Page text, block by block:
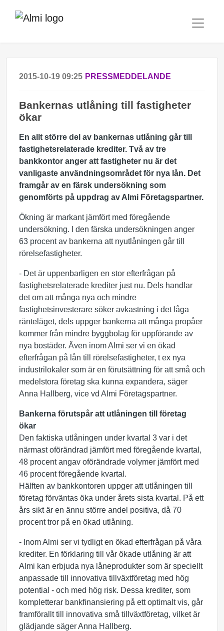
2015-10-19 09:25 PRESSMEDDELANDE
Bankernas utlåning till fastigheter
ökar
En allt större del av bankernas utlåning går till
fastighetsrelaterade krediter. Två av tre
bankkontor anger att fastigheter nu är det
vanligaste användningsområdet för nya lån. Det
framgår av en färsk undersökning som
genomförts på uppdrag av Almi Företagspartner.
Ökning är markant jämfört med föregående
undersökning. I den färska undersökningen anger
63 procent av bankerna att nyutlåningen går till
rörelsefastigheter.
- Det är uppenbarligen en stor efterfrågan på
fastighetsrelaterade krediter just nu. Dels handlar
det om att många nya och mindre
fastighetsinvesterare söker avkastning i det låga
ränteläget, dels uppger bankerna att många propåer
kommer från mindre byggbolag för uppförande av
nya bostäder. Även inom Almi ser vi en ökad
efterfrågan på lån till rörelsefastigheter, t ex nya
industrilokaler som är en förutsättning för att små och
medelstora företag ska kunna expandera, säger
Anna Hallberg, vice vd Almi Företagspartner.
Bankerna förutspår att utlåningen till företag
ökar
Den faktiska utlåningen under kvartal 3 var i det
närmast oförändrad jämfört med föregående kvartal,
48 procent angav oförändrade volymer jämfört med
46 procent föregående kvartal.
Hälften av bankkontoren uppger att utlåningen till
företag förväntas öka under årets sista kvartal. På ett
års sikt är en ännu större andel positiva, då 70
procent tror på en ökad utlåning.
- Inom Almi ser vi tydligt en ökad efterfrågan på våra
krediter. En förklaring till vår ökade utlåning är att
Almi kan erbjuda nya låneprodukter som är speciellt
anpassade till innovativa tillväxtföretag med hög
potential - och med hög risk. Dessa krediter, som
kompletterar bankfinansiering på ett optimalt vis, går
framförallt till innovativa små tillväxtföretag, vilket är
glädjande säger Anna Hallberg.